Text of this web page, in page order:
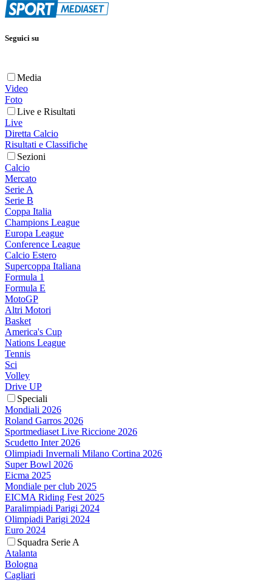
Seguici su
Media
Video
Foto
Live e Risultati
Live
Diretta Calcio
Risultati e Classifiche
Sezioni
Calcio
Mercato
Serie A
Serie B
Coppa Italia
Champions League
Europa League
Conference League
Calcio Estero
Supercoppa Italiana
Formula 1
Formula E
MotoGP
Altri Motori
Basket
America's Cup
Nations League
Tennis
Sci
Volley
Drive UP
Speciali
Mondiali 2026
Roland Garros 2026
Sportmediaset Live Riccione 2026
Scudetto Inter 2026
Olimpiadi Invernali Milano Cortina 2026
Super Bowl 2026
Eicma 2025
Mondiale per club 2025
EICMA Riding Fest 2025
Paralimpiadi Parigi 2024
Olimpiadi Parigi 2024
Euro 2024
Squadra Serie A
Atalanta
Bologna
Cagliari